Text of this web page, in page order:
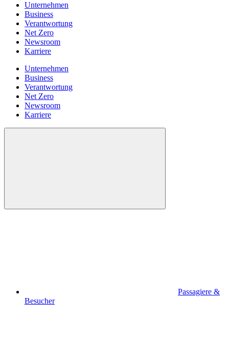
Unternehmen
Business
Verantwortung
Net Zero
Newsroom
Karriere
Unternehmen
Business
Verantwortung
Net Zero
Newsroom
Karriere
Passagiere &
Besucher